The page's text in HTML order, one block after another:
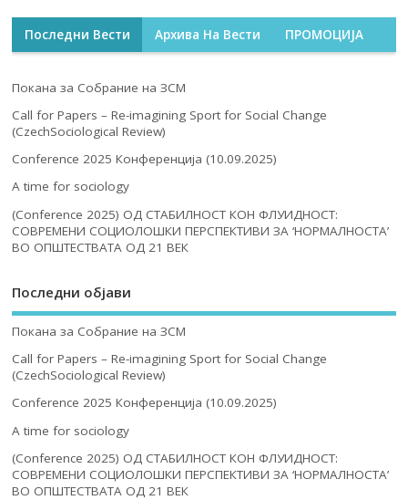
Последни Вести Архива На Вести ПРОМОЦИЈА
Покана за Собрание на ЗСМ
Call for Papers – Re-imagining Sport for Social Change
(CzechSociological Review)
Conference 2025 Конференција (10.09.2025)
A time for sociology
(Conference 2025) ОД СТАБИЛНОСТ КОН ФЛУИДНОСТ:
СОВРЕМЕНИ СОЦИОЛОШКИ ПЕРСПЕКТИВИ ЗА ‘НОРМАЛНОСТА’
ВО ОПШТЕСТВАТА ОД 21 ВЕК
Последни објави
Покана за Собрание на ЗСМ
Call for Papers – Re-imagining Sport for Social Change
(CzechSociological Review)
Conference 2025 Конференција (10.09.2025)
A time for sociology
(Conference 2025) ОД СТАБИЛНОСТ КОН ФЛУИДНОСТ:
СОВРЕМЕНИ СОЦИОЛОШКИ ПЕРСПЕКТИВИ ЗА ‘НОРМАЛНОСТА’
ВО ОПШТЕСТВАТА ОД 21 ВЕК